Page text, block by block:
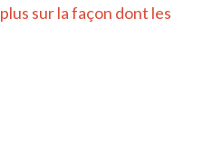
sur la façon dont les